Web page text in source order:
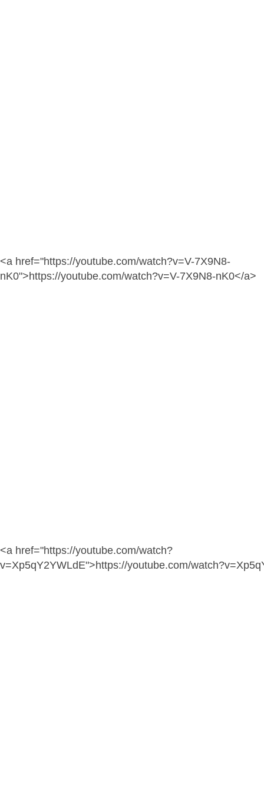
<a href="https://youtube.com/watch?v=V-7X9N8-
nK0">https://youtube.com/watch?v=V-7X9N8-nK0</a>
<a href="https://youtube.com/watch?
v=Xp5qY2YWLdE">https://youtube.com/